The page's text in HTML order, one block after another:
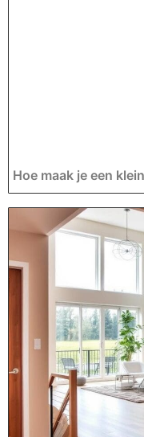
Hoe maak je een